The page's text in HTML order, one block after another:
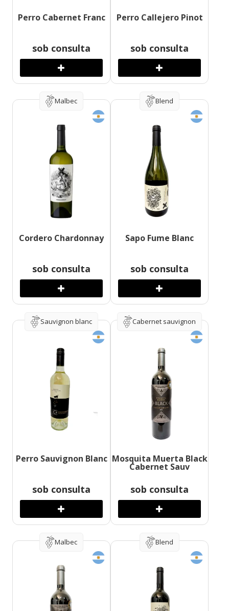
Perro Cabernet Franc
sob consulta
Perro Callejero Pinot
sob consulta
Malbec
Cordero Chardonnay
sob consulta
Blend
Sapo Fume Blanc
sob consulta
Sauvignon blanc
Perro Sauvignon Blanc
sob consulta
Cabernet sauvignon
Mosquita Muerta Black
Cabernet Sauv
sob consulta
Malbec Blend